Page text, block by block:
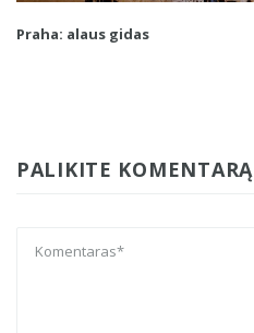
Praha: alaus gidas
PALIKITE KOMENTARĄ